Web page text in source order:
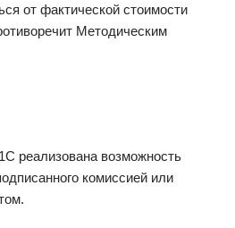
от фактической стоимости
Методическим
реализована возможность
комиссией или